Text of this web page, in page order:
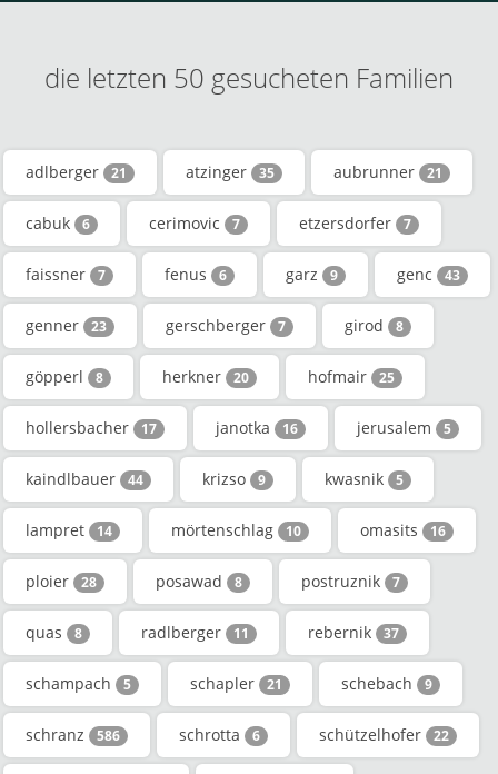
die letzten 50 gesucheten Familien
adlberger 21 atzinger 35 aubrunner 21
cabuk 6 cerimovic 7 etzersdorfer 7
faissner 7 fenus 6 garz 9 genc 43
genner 23 gerschberger 7 girod 8
göpperl 8 herkner 20 hofmair 25
hollersbacher 17 janotka 16 jerusalem 5
kaindlbauer 44 krizso 9 kwasnik 5
lampret 14 mörtenschlag 10 omasits 16
ploier 28 posawad 8 postruznik 7
quas 8 radlberger 11 rebernik 37
schampach 5 schapler 21 schebach 9
schranz 586 schrotta 6 schützelhofer 22